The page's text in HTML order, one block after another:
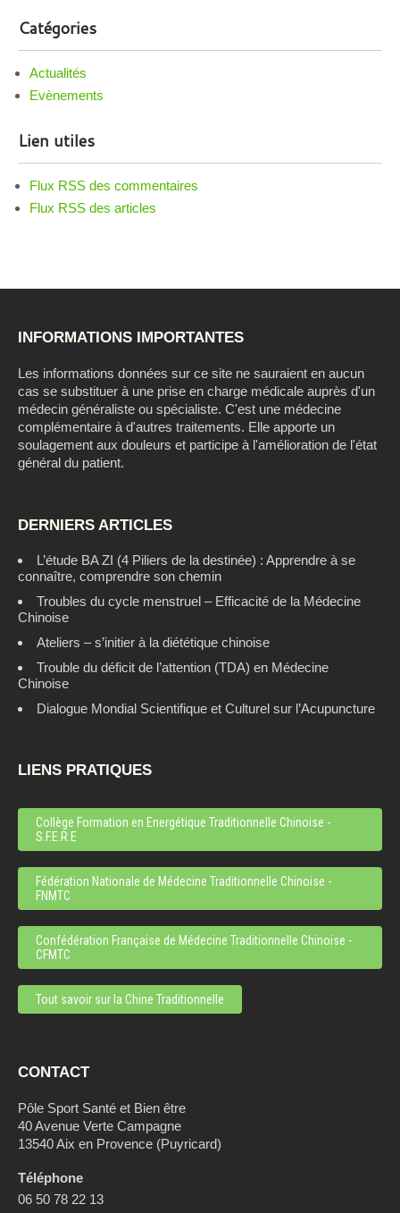
Catégories
Actualités
Evènements
Lien utiles
Flux RSS des commentaires
Flux RSS des articles
INFORMATIONS IMPORTANTES
Les informations données sur ce site ne sauraient en aucun
cas se substituer à une prise en charge médicale auprès d'un
médecin généraliste ou spécialiste. C'est une médecine
complémentaire à d'autres traitements. Elle apporte un
soulagement aux douleurs et participe à l'amélioration de l'état
général du patient.
DERNIERS ARTICLES
L’étude BA ZI (4 Piliers de la destinée) : Apprendre à se
connaître, comprendre son chemin
Troubles du cycle menstruel – Efficacité de la Médecine
Chinoise
Ateliers – s’initier à la diététique chinoise
Trouble du déficit de l’attention (TDA) en Médecine
Chinoise
Dialogue Mondial Scientifique et Culturel sur l’Acupuncture
LIENS PRATIQUES
Collège Formation en Energétique Traditionnelle Chinoise -
S.F.E.R.E
Fédération Nationale de Médecine Traditionnelle Chinoise -
FNMTC
Confédération Française de Médecine Traditionnelle Chinoise -
CFMTC
Tout savoir sur la Chine Traditionnelle
CONTACT
Pôle Sport Santé et Bien être
40 Avenue Verte Campagne
13540 Aix en Provence (Puyricard)
Téléphone
06 50 78 22 13